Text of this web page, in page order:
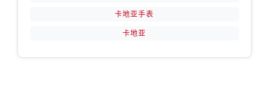
卡地亚手表
卡地亚